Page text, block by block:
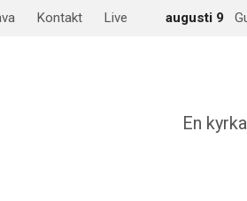
Kontakt Live augusti 9
En